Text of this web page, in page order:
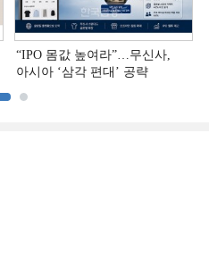
“IPO 몸값 높여라”…무신사,
아시아 ‘삼각 편대’ 공략